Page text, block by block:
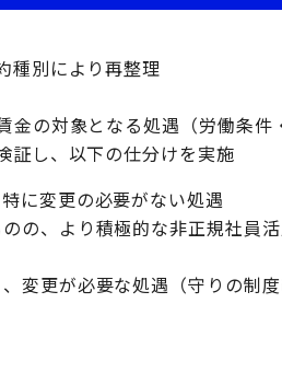
種別により再整理
の対象となる処遇（労働条件
証し、以下の仕分けを実施
に変更の必要がない処遇
の、より積極的な非正規社員
変更が必要な処遇（守りの制度